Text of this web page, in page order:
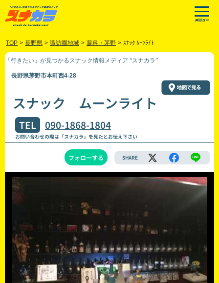
TOP > 長野県 > 諏訪圏地域 > 蓼科・茅野 > ｽﾅｯｸ ﾑｰﾝﾗｲﾄ
「行きたい」が見つかるスナック情報メディア “スナカラ”
長野県茅野市本町西4-28
スナック ムーンライト
TEL 090-1868-1804
お問い合わせの際は「スナカラ」を見たとお伝え下さい
フォローする SHARE